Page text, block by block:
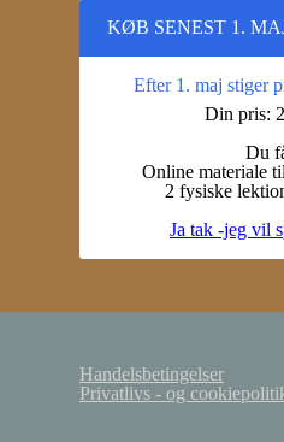
KØB SENEST 1.
Efter 1. maj stiger
Din pris:
Du
Online materiale
2 fysiske
Ja tak -jeg vil
Handelsbetingelser
Privatlivs - og